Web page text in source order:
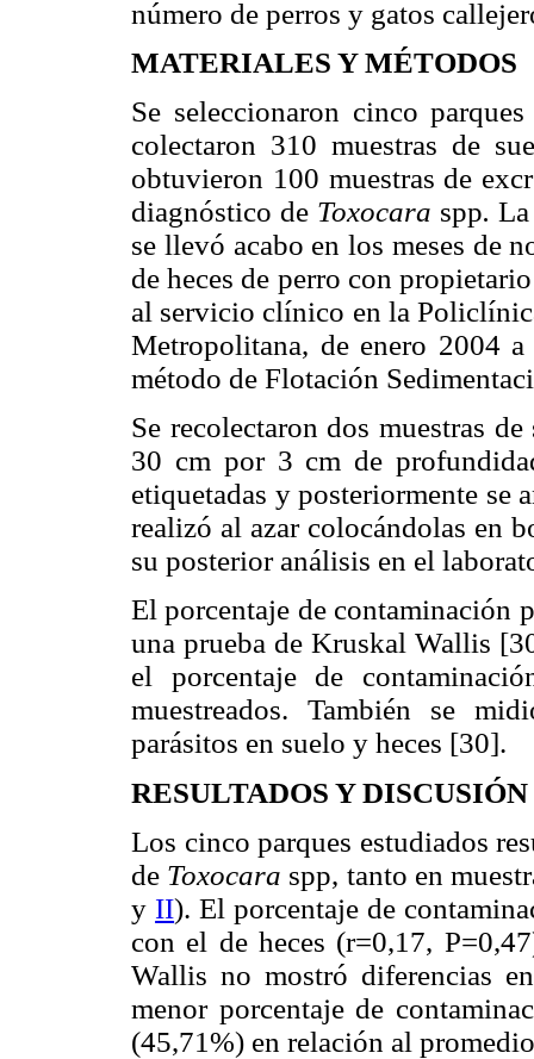
número de perros y gatos
MATERIALES Y MÉTODOS
Se seleccionaron cinco
colectaron 310 muestras de
obtuvieron 100 muestras de
diagnóstico de Toxocara spp.
se llevó acabo en los meses de
de heces de perro con
al servicio clínico en la
Metropolitana, de enero 2004
método de Flotación
Se recolectaron dos muestras
30 cm por 3 cm de
etiquetadas y posteriormente se
realizó al azar colocándolas en
su posterior análisis en el
El porcentaje de contaminación
una prueba de Kruskal Wallis
el porcentaje de
muestreados. También se
parásitos en suelo y heces [30].
RESULTADOS Y DISCUSIÓN
Los cinco parques estudiados
de Toxocara spp, tanto en
y II). El porcentaje de
con el de heces (r=0,17,
Wallis no mostró diferencias
menor porcentaje de
(45,71%) en relación al